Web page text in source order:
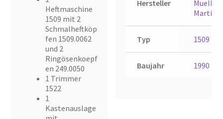
Heftmaschine
1509 mit 2
Schmalheftköp
fen 1509.0062
und 2
Ringösenkoepf
en 249.0050
1 Trimmer
1522
1
Kastenauslage
Hersteller
Mueller
Martini
Typ 1509
Baujahr 1990